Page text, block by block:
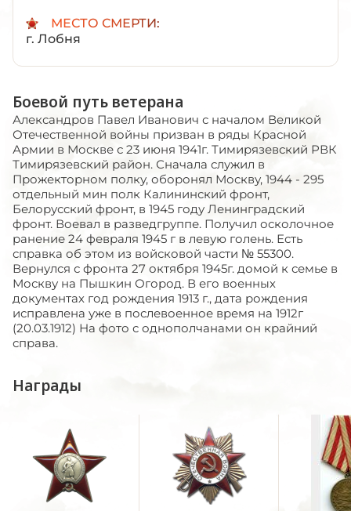
МЕСТО СМЕРТИ:
г. Лобня
Боевой путь ветерана
Александров Павел Иванович с началом Великой
Отечественной войны призван в ряды Красной
Армии в Москве с 23 июня 1941г. Тимирязевский РВК
Тимирязевский район. Сначала служил в
Прожекторном полку, оборонял Москву, 1944 - 295
отдельный мин полк Калининский фронт,
Белорусский фронт, в 1945 году Ленинградский
фронт. Воевал в разведгруппе. Получил осколочное
ранение 24 февраля 1945 г в левую голень. Есть
справка об этом из войсковой части № 55300.
Вернулся с фронта 27 октября 1945г. домой к семье в
Москву на Пышкин Огород. В его военных
документах год рождения 1913 г., дата рождения
исправлена уже в послевоенное время на 1912г
(20.03.1912) На фото с однополчанами он крайний
справа.
Награды